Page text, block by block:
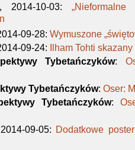
, 2014-10-03:
09-28:Wymuszone
09-24: Ilham Tohti
Tybetańczyków:
Tybetańczyków:Oser:
Tybetańczyków:
09-05: Dodatkowe